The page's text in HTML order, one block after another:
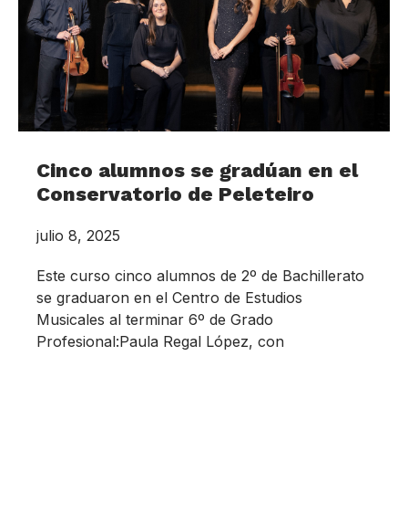
Cinco alumnos se gradúan en el
Conservatorio de Peleteiro
julio 8, 2025
Este curso cinco alumnos de 2º de Bachillerato
se graduaron en el Centro de Estudios
Musicales al terminar 6º de Grado
Profesional:Paula Regal López, con